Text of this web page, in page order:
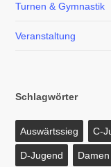
Turnen & Gymnastik
Veranstaltung
Schlagwörter
Auswärtssieg C-
D-Jugend Damen